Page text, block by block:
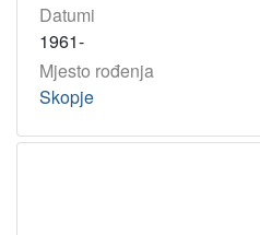
Datumi
1961-
Mjesto rođenja
Skopje